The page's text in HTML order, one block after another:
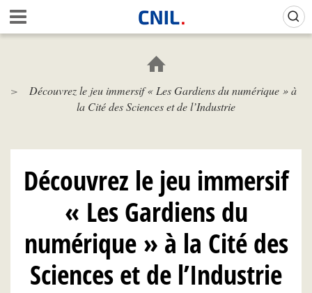
Aller
au
contenu
c
i
l
N
L
Découvrez le jeu immersif « Les Gardiens du numérique » à
la Cité des Sciences et de l’Industrie
Découvrez le jeu immersif
« Les Gardiens du
numérique » à la Cité des
Sciences et de l’Industrie
Gestion de vos préférences sur les cookies (témoins de connexion)